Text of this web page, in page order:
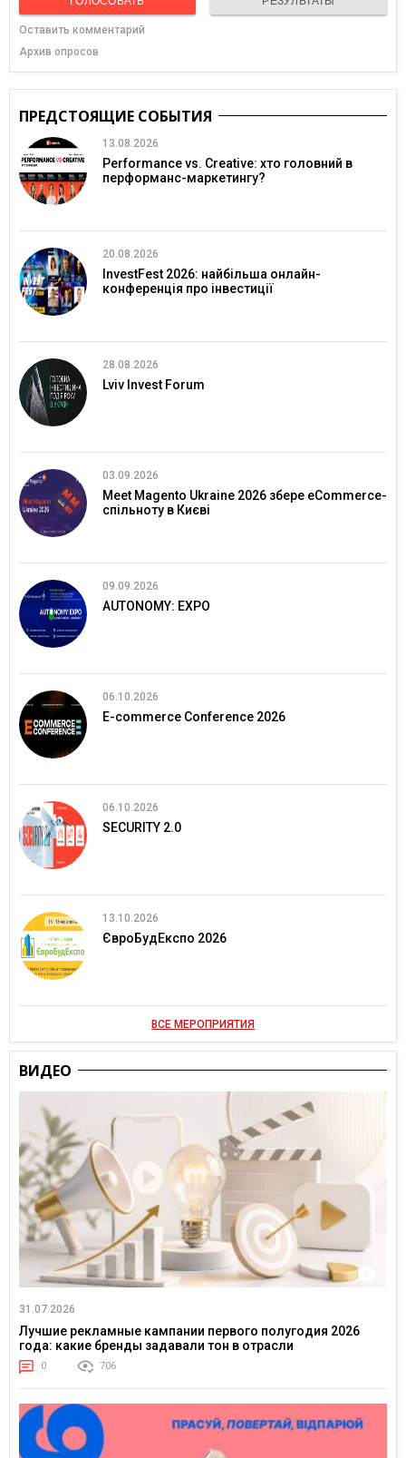
Оставить комментарий
Архив опросов
ПРЕДСТОЯЩИЕ СОБЫТИЯ
13.08.2026
Performance vs. Creative: хто головний в
перформанс-маркетингу?
20.08.2026
InvestFest 2026: найбільша онлайн-
конференція про інвестиції
28.08.2026
Lviv Invest Forum
03.09.2026
Meet Magento Ukraine 2026 збере eCommerce-
спільноту в Києві
09.09.2026
AUTONOMY: EXPO
06.10.2026
E-commerce Conference 2026
06.10.2026
SECURITY 2.0
13.10.2026
ЄвроБудЕкспо 2026
ВСЕ МЕРОПРИЯТИЯ
ВИДЕО
31.07.2026
Лучшие рекламные кампании первого полугодия 2026
года: какие бренды задавали тон в отрасли
0 706